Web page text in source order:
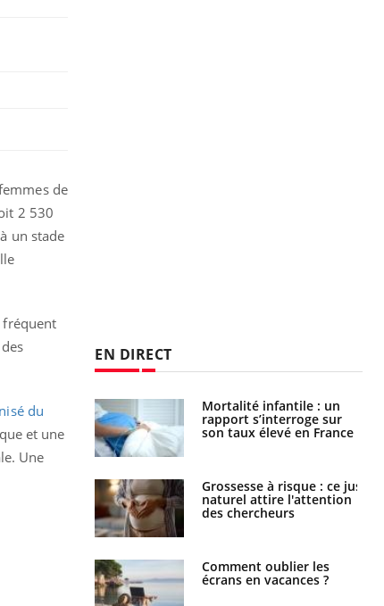
de
2 530
un stade
fréquent
du
et une
Une
EN DIRECT
:
meilleurs
?
Mortalité infantile : un
rapport s’interroge sur
son taux élevé en France
Grossesse à risque : ce jus
naturel attire l'attention
des chercheurs
Comment oublier les
écrans en vacances ?